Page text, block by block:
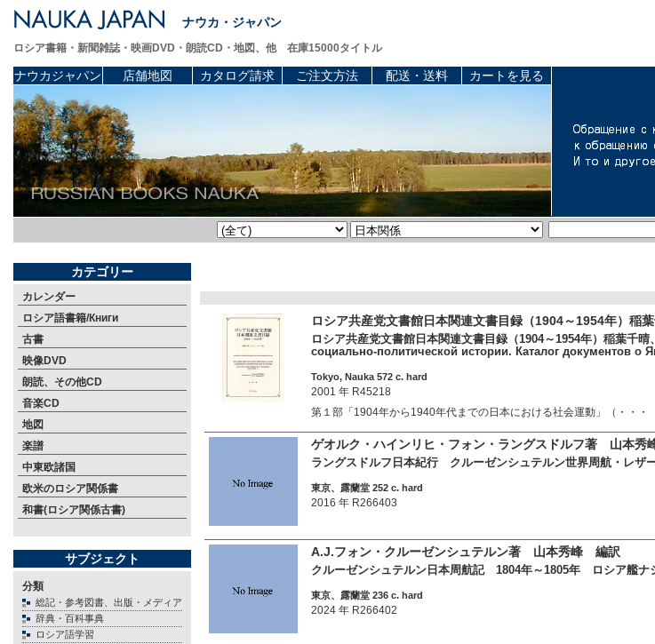
ナウカ・ジャパン
ロシア書籍・新聞雑誌・映画DVD・朗読CD・地図、他 在庫15000タイトル
ナウカジャパン 店舗地図 カタログ請求 ご注文方法 配送・送料 カートを見る
カテゴリー
カレンダー
ロシア語書籍/Книги
古書
映像DVD
朗読、その他CD
音楽CD
地図
楽譜
中東欧諸国
欧米のロシア関係書
和書(ロシア関係古書)
サブジェクト
分類
総記・参考図書、出版・メディア
辞典・百科事典
ロシア語学習
ロシア共産党文書館日本関連文書目録（1904～1954年）稲
ロシア共産党文書館日本関連文書目録（1904～1954年）稲葉
социально-политической истории. Каталог документов о
Tokyo, Nauka 572 c. hard
2001 年 R45218
第１部「1904年から1940年代までの日本における社会運動」（・・・
ゲオルク・ハインリヒ・フォン・ラングスドルフ著 山本秀
ラングスドルフ日本紀行 クルーゼンシュテルン世界周航・レ
東京、露蘭堂 252 c. hard
2016 年 R266403
A.J.フォン・クルーゼンシュテルン著 山本秀峰 編訳
クルーゼンシュテルン日本周航記 1804年～1805年 ロシア艦
東京、露蘭堂 236 c. hard
2024 年 R266402